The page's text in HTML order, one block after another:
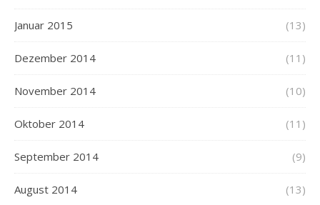
Januar 2015 (13)
Dezember 2014 (11)
November 2014 (10)
Oktober 2014 (11)
September 2014 (9)
August 2014 (13)